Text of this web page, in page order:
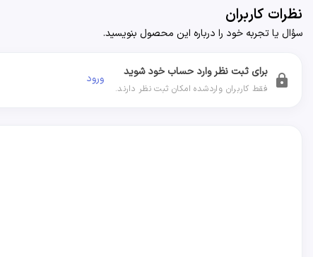
نظرات کاربران
سؤال یا تجربه خود را درباره این محصول بنویسید.
lock برای ثبت نظر وارد حساب خود شوید
فقط کاربران واردشده امکان ثبت نظر دارند.
ورود